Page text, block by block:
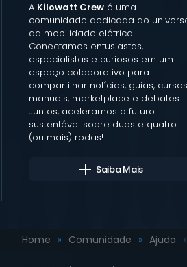
A Kilowatt Crew é uma
comunidade dedicada ao
da mobilidade elétrica.
Conectamos entusiastas,
especialistas e curiosos em um
espaço colaborativo para
compartilhar notícias, guias,
manuais, marketplace e debates.
Juntos, aceleramos o futuro
sustentável sobre duas e quatro
(ou mais) rodas!
Saiba Mais
Home Comunidade Ajuda